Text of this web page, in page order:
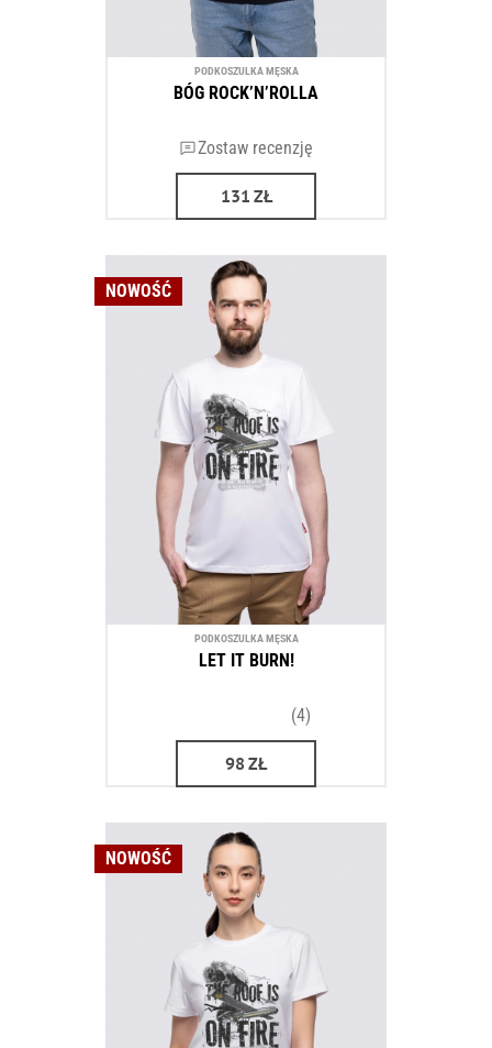
PODKOSZULKA MĘSKA
BÓG ROCK’N’ROLLA
Zostaw recenzję
131 ZŁ
NOWOŚĆ
PODKOSZULKA MĘSKA
LET IT BURN!
(4)
98 ZŁ
NOWOŚĆ